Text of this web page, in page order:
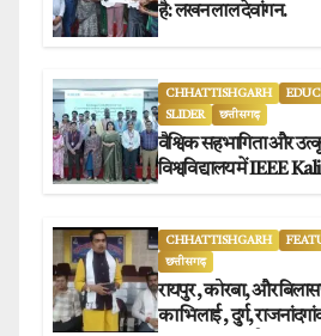
है: लखन लाल देवांगन.
CHHATTISHGARH
SLIDER
छत्तीसगढ़
वैश्विक सहभागिता और
विश्वविद्यालय में IEEE
CHHATTISHGARH
छत्तीसगढ़
रायपुर , कोरबा, और
का भिलाई , दुर्ग,